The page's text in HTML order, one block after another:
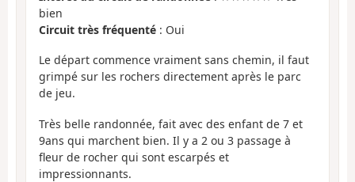
bien
Circuit très fréquenté : Oui
Le départ commence vraiment sans chemin, il faut
grimpé sur les rochers directement après le parc
de jeu.
Très belle randonnée, fait avec des enfant de 7 et
9ans qui marchent bien. Il y a 2 ou 3 passage à
fleur de rocher qui sont escarpés et
impressionnants.